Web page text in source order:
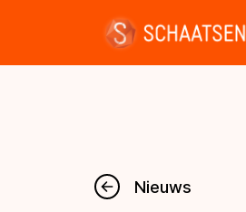
Nieuws
Nieuws